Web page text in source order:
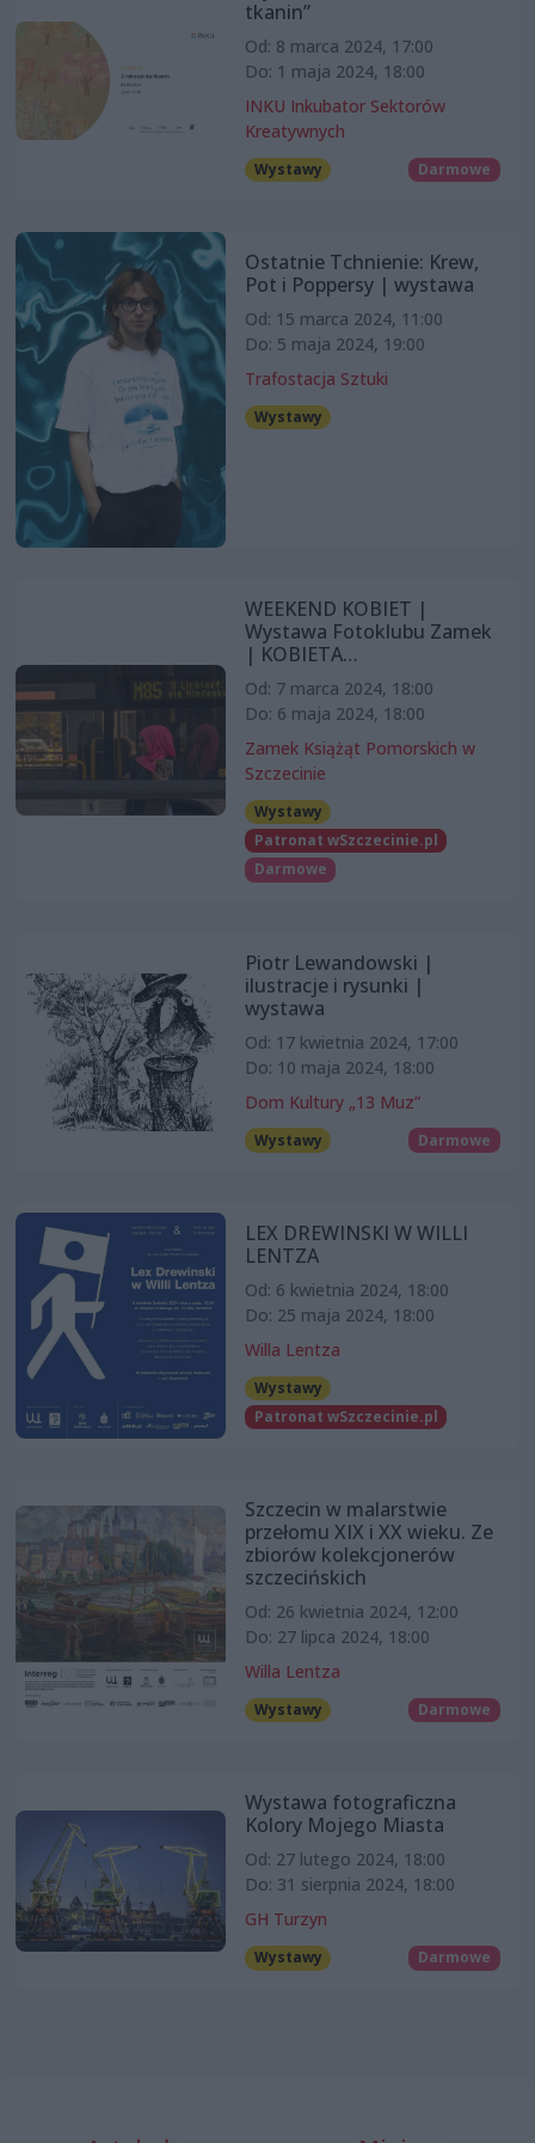
tkanin”
Od: 8 marca 2024, 17:00
Do: 1 maja 2024, 18:00
INKU Inkubator Sektorów
Kreatywnych
Wystawy Darmowe
Ostatnie Tchnienie: Krew,
Pot i Poppersy | wystawa
Od: 15 marca 2024, 11:00
Do: 5 maja 2024, 19:00
Trafostacja Sztuki
Wystawy
WEEKEND KOBIET |
Wystawa Fotoklubu Zamek
| KOBIETA…
Od: 7 marca 2024, 18:00
Do: 6 maja 2024, 18:00
Zamek Książąt Pomorskich w
Szczecinie
Wystawy
Patronat wSzczecinie.pl
Darmowe
Piotr Lewandowski |
ilustracje i rysunki |
wystawa
Od: 17 kwietnia 2024, 17:00
Do: 10 maja 2024, 18:00
Dom Kultury „13 Muz”
Wystawy Darmowe
LEX DREWINSKI W WILLI
LENTZA
Od: 6 kwietnia 2024, 18:00
Do: 25 maja 2024, 18:00
Willa Lentza
Wystawy
Patronat wSzczecinie.pl
Szczecin w malarstwie
przełomu XIX i XX wieku. Ze
zbiorów kolekcjonerów
szczecińskich
Od: 26 kwietnia 2024, 12:00
Do: 27 lipca 2024, 18:00
Willa Lentza
Wystawy Darmowe
Wystawa fotograficzna
Kolory Mojego Miasta
Od: 27 lutego 2024, 18:00
Do: 31 sierpnia 2024, 18:00
GH Turzyn
Wystawy Darmowe